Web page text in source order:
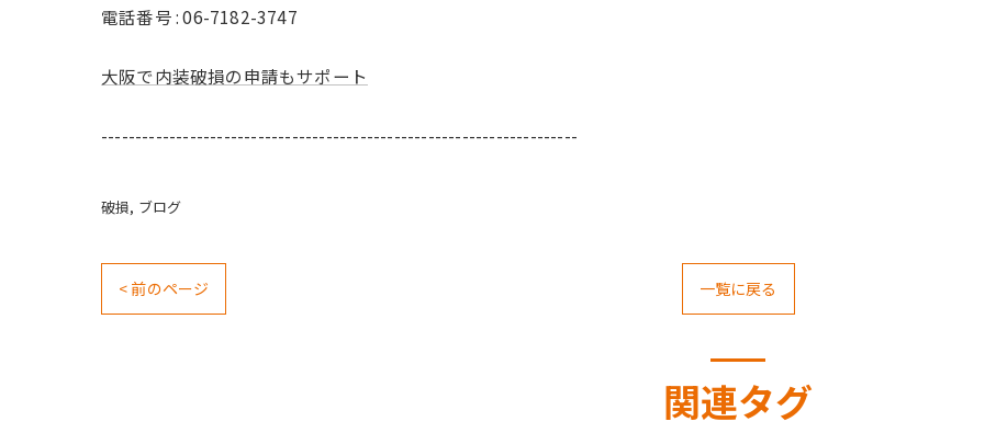
電話番号 : 06-7182-3747
大阪で内装破損の申請もサポート
----------------------------------------------------------------------
破損 ブログ
< 前のページ 一覧に戻る
関連タグ